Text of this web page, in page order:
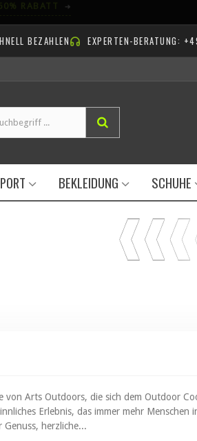
BEZAHLEN EXPERTEN-BERATUNG:
BEKLEIDUNG SCHUHE
von Arts Outdoors, die sich dem Outdoor
Erlebnis, das immer mehr
Genuss, herzliche...